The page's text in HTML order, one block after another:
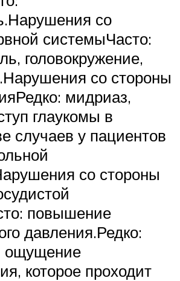
со
системыЧасто:
головокружение,
со стороны
мидриаз,
глаукомы в
случаев у пациентов
со стороны
повышение
давления.Редко:
ощущение
которое проходит